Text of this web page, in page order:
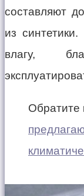
составляют
из
влагу,
Обратите